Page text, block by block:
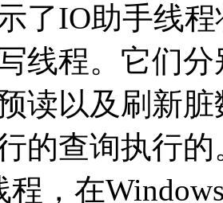
了IO助手线
线程。它们
读以及刷新
的查询执行
程，在